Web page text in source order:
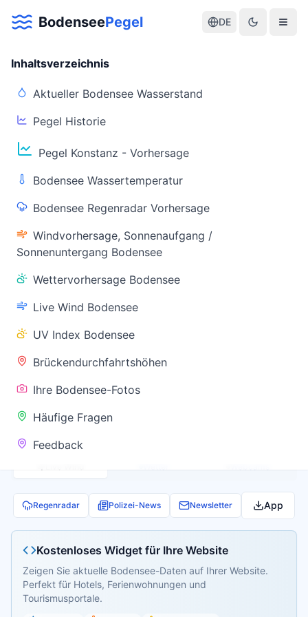
BodenseePegel DE
Inhaltsverzeichnis
Aktueller Bodensee Wasserstand
Pegel Historie
Pegel Konstanz - Vorhersage
Bodensee Wassertemperatur
Bodensee Regenradar Vorhersage
Windvorhersage, Sonnenaufgang /
Sonnenuntergang Bodensee
Wettervorhersage Bodensee
Live Wind Bodensee
UV Index Bodensee
Brückendurchfahrtshöhen
Ihre Bodensee-Fotos
Häufige Fragen
Feedback
Aktuelle Warnlage Bodensee
Aktueller Bodensee Pegel & Wasserstand
Live-Daten
(Konstanz)
Wassertemperatur
(Friedrichshafen)
Warnstatus
✅ Keine
Warnung
Regenradar Polizei-News Newsletter App
Kostenloses Widget für Ihre Website
Zeigen Sie aktuelle Bodensee-Daten auf Ihrer Website.
Perfekt für Hotels, Ferienwohnungen und
Tourismusportale.